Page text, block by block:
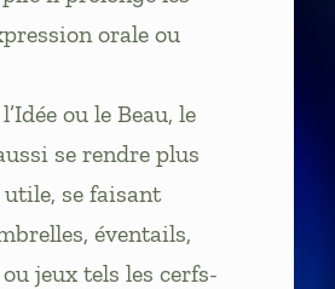
orale ou
ou le Beau, le
se rendre plus
se faisant
éventails,
jeux tels les cerfs-